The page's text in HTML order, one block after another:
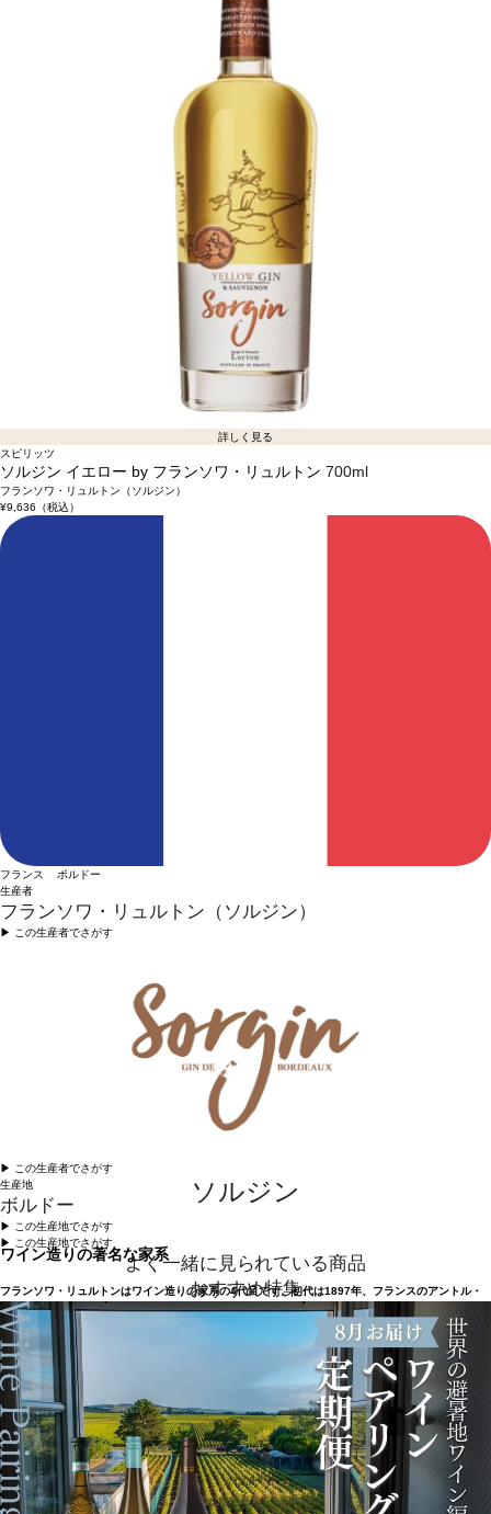
詳しく見る
スピリッツ
ソルジン イエロー by フランソワ・リュルトン 700ml
フランソワ・リュルトン（ソルジン）
¥9,636 （税込）
フランス ボルドー
生産者
フランソワ・リュルトン（ソルジン）
▶︎ この生産者でさがす
ソルジン
ワイン造りの著名な家系
フランソワ・リュルトンはワイン造りの家系の4代目です。初代は1897年、フランスのアントル・
ドゥー・メール地区のブランヌでワイン造りをスタートさせました。1988年、フランソワは弟ジャ
ックと共にコンサルティング会社を設立。仕事で世界中を飛び回る中、多くの高品質ワインやテロ
ワールと出会い、特に気に入った場所では、ワイナリーを取得したのです。現在は、スペイン、チ
リ、アルゼンチン、ルーシヨン、ジェールと、5つの畑を所有し、各テロワールの特徴を最大限表現
する努力を信条としながらワインを造っています。
▶︎ この生産者でさがす
生産地
ボルドー
▶︎ この生産地でさがす
▶︎ この生産地でさがす
よく一緒に見られている商品
おすすめ特集